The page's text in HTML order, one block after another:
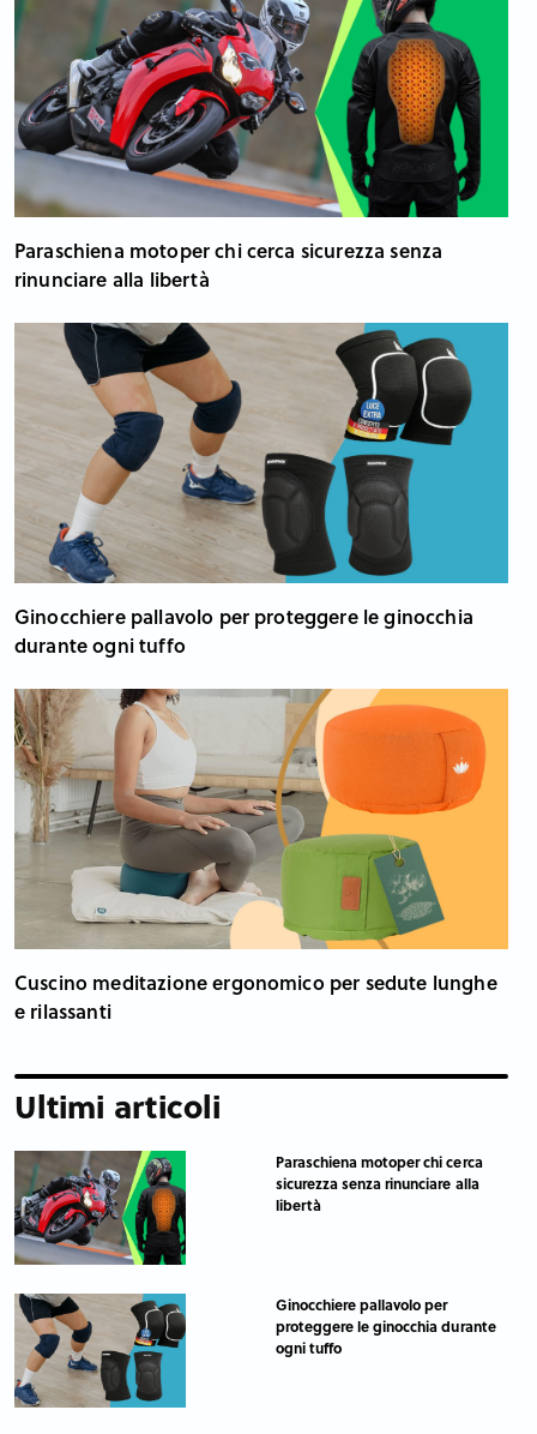
Paraschiena motoper chi cerca sicurezza senza
rinunciare alla libertà
Ginocchiere pallavolo per proteggere le ginocchia
durante ogni tuffo
Cuscino meditazione ergonomico per sedute lunghe
e rilassanti
Ultimi articoli
Paraschiena motoper chi cerca
sicurezza senza rinunciare alla
libertà
Ginocchiere pallavolo per
proteggere le ginocchia durante
ogni tuffo